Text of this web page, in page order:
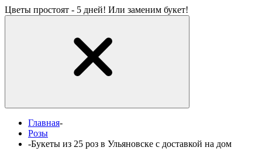
Цветы простоят - 5 дней! Или заменим букет!
Главная-
Розы
-Букеты из 25 роз в Ульяновске с доставкой на дом